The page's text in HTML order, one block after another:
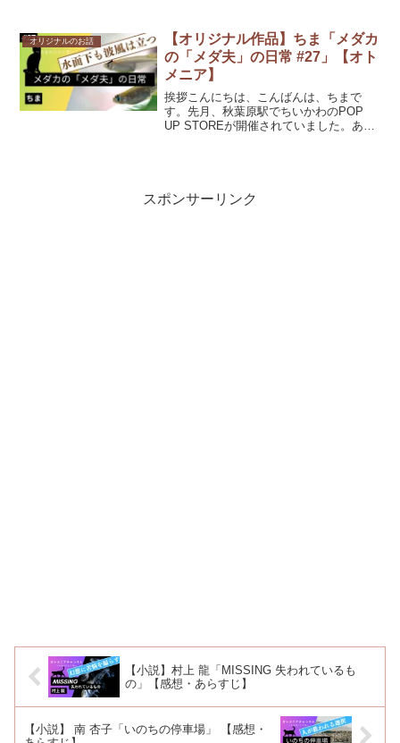
おらず寂しいお正月になりました。2年連
続体調不良なので次こそ...
オリジナルのお話
【オリジナル作品】ちま「メダカ
の「メダ夫」の日常 #27」【オト
メニア】
挨拶こんにちは、こんばんは、ちまで
す。先月、秋葉原駅でちいかわのPOP
UP STOREが開催されていました。あま
スポンサーリンク
【小説】村上 龍「MISSING 失われているも
の」【感想・あらすじ】
【小説】 南 杏子「いのちの停車場」 【感想・